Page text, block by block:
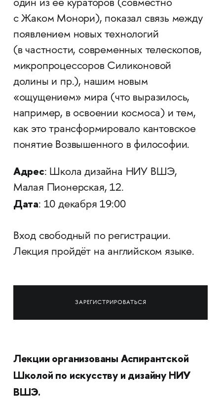
один из ее кураторов (совместно
с Жаком Монори), показал связь между
появлением новых технологий
(в частности, современных телескопов,
микропроцессоров Силиконовой
долины и пр.), нашим новым
«ощущением» мира (что выразилось,
например, в освоении космоса) и тем,
как это трансформировало кантовское
понятие Возвышенного в философии.
Адрес: Школа дизайна НИУ ВШЭ,
Малая Пионерская, 12.
Дата: 10 декабря 19:00
Вход свободный по регистрации.
Лекция пройдёт на английском языке.
ЗАРЕГИСТРИРОВАТЬСЯ
Лекции организованы Аспирантской
Школой по искусству и дизайну НИУ
ВШЭ.